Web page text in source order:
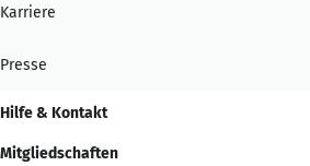
Karriere
Presse
Hilfe & Kontakt
Mitgliedschaften